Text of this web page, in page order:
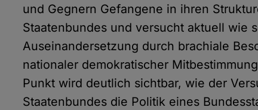
und Gegnern Gefangene in ihren
Staatenbundes und versucht aktuell wie
Auseinandersetzung durch brachiale
nationaler demokratischer
Punkt wird deutlich sichtbar, wie der
Staatenbundes die Politik eines